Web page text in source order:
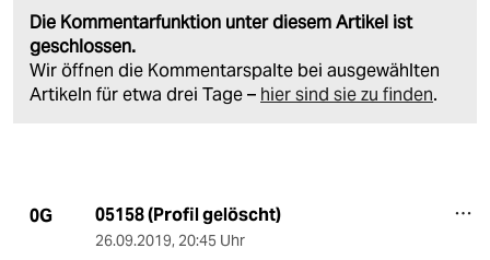
Die Kommentarfunktion unter diesem Artikel ist
geschlossen.
Wir öffnen die Kommentarspalte bei ausgewählten
Artikeln für etwa drei Tage – hier sind sie zu finden.
0G 05158 (Profil gelöscht)
26.09.2019, 20:45 Uhr